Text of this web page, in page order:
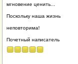
мгновение ценить...
Поскольку наша жизнь
неповторима!
Почетный написатель